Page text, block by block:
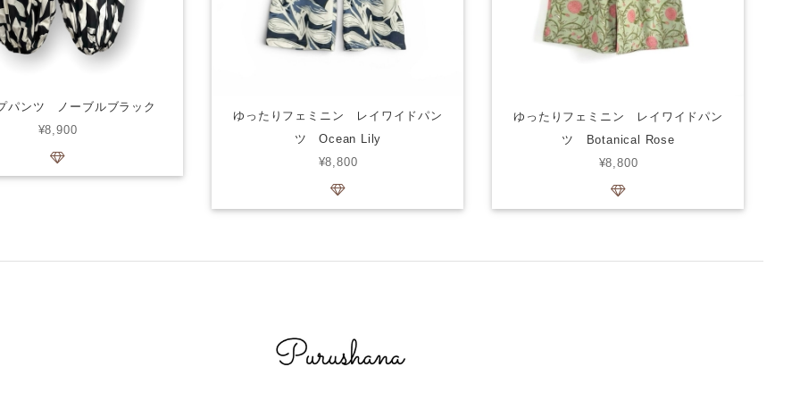
パンツ ノーブルブラック
¥8,900
ゆったりフェミニン レイワイドパン
ツ Ocean Lily
¥8,800
ゆったりフェミニン レイワイドパン
ツ Botanical Rose
¥8,800